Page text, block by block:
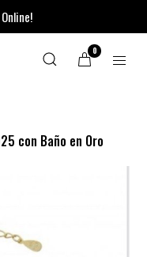
0
con Baño en Oro